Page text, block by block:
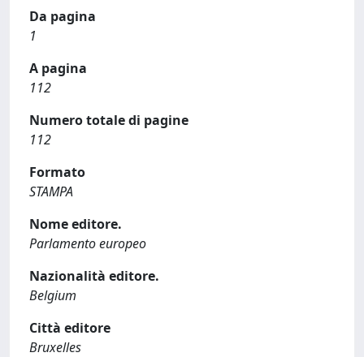
Da pagina
1
A pagina
112
Numero totale di pagine
112
Formato
STAMPA
Nome editore.
Parlamento europeo
Nazionalità editore.
Belgium
Città editore
Bruxelles